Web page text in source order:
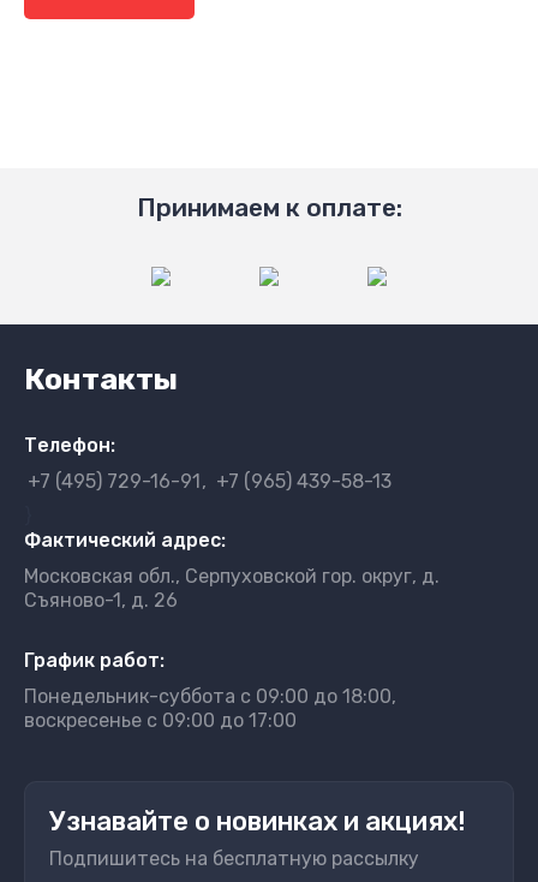
Принимаем к оплате:
Контакты
Телефон:
+7 (495) 729-16-91
+7 (965) 439-58-13
Фактический адрес:
Московская обл., Серпуховской гор. округ, д.
Съяново-1, д. 26
График работ:
Понедельник-суббота с 09:00 до 18:00,
воскресенье с 09:00 до 17:00
Узнавайте о новинках и акциях!
Подпишитесь на бесплатную рассылку